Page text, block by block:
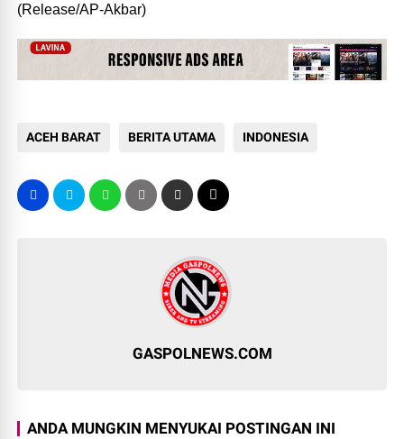
(Release/AP-Akbar)
ACEH BARAT BERITA UTAMA INDONESIA
GASPOLNEWS.COM
ANDA MUNGKIN MENYUKAI POSTINGAN INI